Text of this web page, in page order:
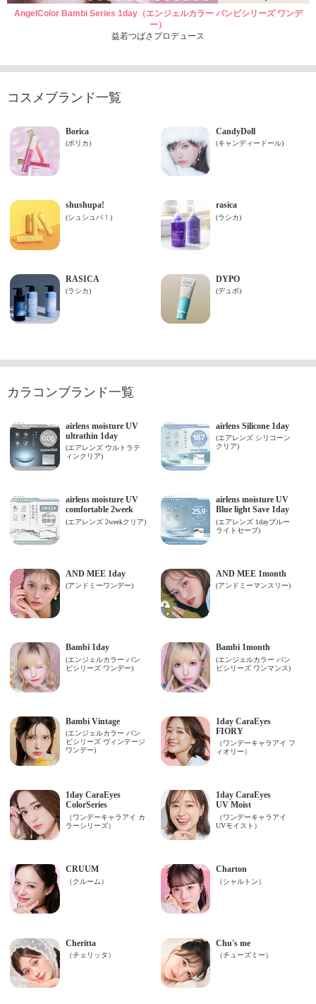
AngelColor Bambi Series 1day（エンジェルカラー バンビシリーズ ワンデ
ー）
益若つばさプロデュース
コスメブランド一覧
カラコンブランド一覧